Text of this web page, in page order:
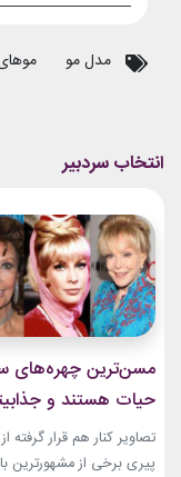
مدل مو
مسن‌ترین چهره‌های
حیات هستند و
باقیست!
تصاویر کنار هم قرار گرفته
پیری برخی از مشهورترین